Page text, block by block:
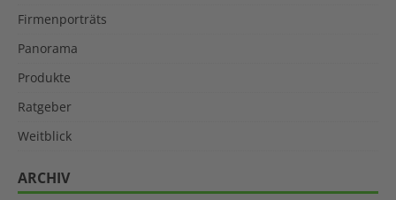
Firmenporträts
Panorama
Produkte
Ratgeber
Weitblick
ARCHIV